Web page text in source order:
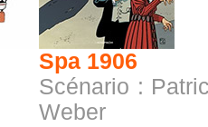
Spa 1906
Scénario :
Weber